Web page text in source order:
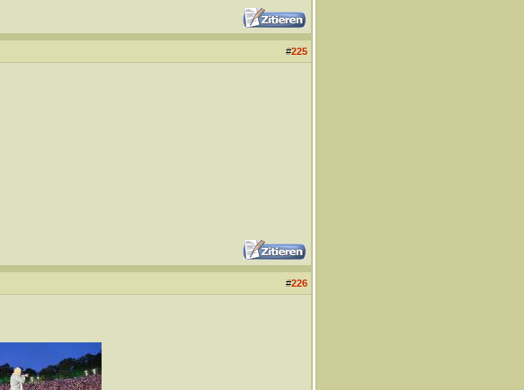
#225
#226